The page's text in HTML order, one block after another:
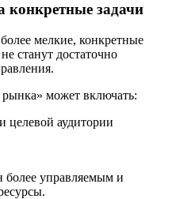
конкретные задачи
мелкие, конкретные
станут достаточно
может включать:
целевой аудитории
более управляемым и